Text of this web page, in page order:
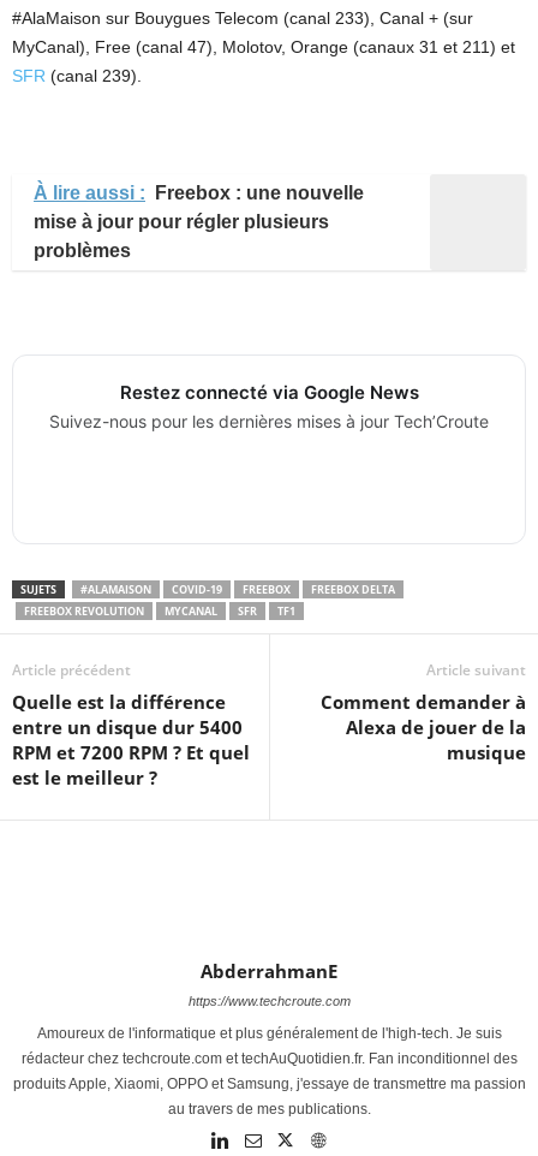
#AlaMaison sur Bouygues Telecom (canal 233), Canal + (sur
MyCanal), Free (canal 47), Molotov, Orange (canaux 31 et 211) et
SFR (canal 239).
À lire aussi :
Freebox : une nouvelle
mise à jour pour régler plusieurs
problèmes
Restez connecté via Google News
Suivez-nous pour les dernières mises à jour Tech’Croute
SUJETS #ALAMAISON COVID-19 FREEBOX
FREEBOX DELTA
FREEBOX REVOLUTION
MYCANAL SFR TF1
Article précédent
Quelle est la différence
entre un disque dur 5400
RPM et 7200 RPM ? Et quel
est le meilleur ?
Article suivant
Comment demander à
Alexa de jouer de la
musique
AbderrahmanE
https://www.techcroute.com
Amoureux de l'informatique et plus généralement de l'high-tech. Je suis
rédacteur chez techcroute.com et techAuQuotidien.fr. Fan inconditionnel des
produits Apple, Xiaomi, OPPO et Samsung, j'essaye de transmettre ma passion
au travers de mes publications.